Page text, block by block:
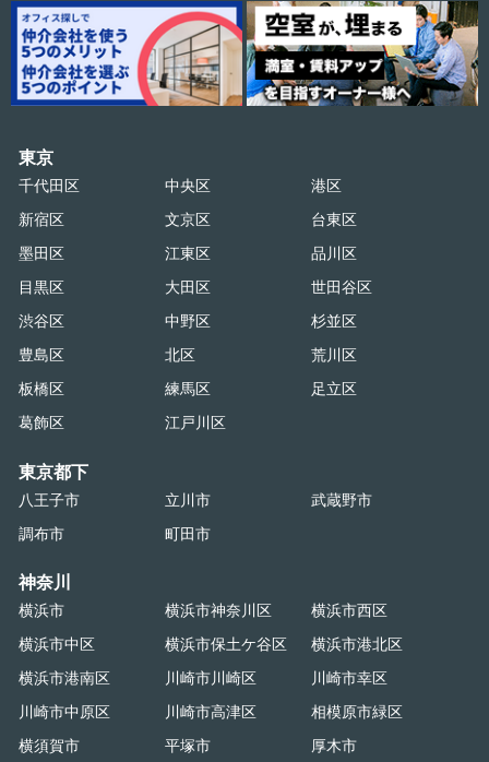
東京
千代田区 中央区
港区
新宿区
文京区
台東区
墨田区
江東区
品川区
目黒区
大田区
世田谷区
渋谷区
中野区
杉並区
豊島区
北区
荒川区
板橋区
練馬区
足立区
葛飾区
江戸川区
東京都下
八王子市 立川市
武蔵野市
調布市
町田市
神奈川
横浜市 横浜市神奈川区
横浜市西区
横浜市中区
横浜市保土ケ谷区
横浜市港北区
横浜市港南区
川崎市川崎区
川崎市幸区
川崎市中原区
川崎市高津区
相模原市緑区
横須賀市
平塚市
厚木市